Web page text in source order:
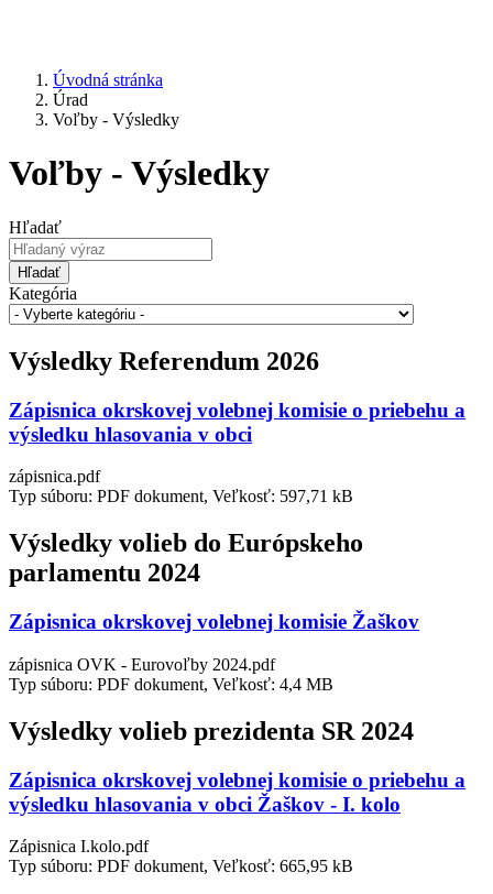
Úvodná stránka
Úrad
Voľby - Výsledky
Voľby - Výsledky
Hľadať
Hľadať
Kategória
Výsledky Referendum 2026
Zápisnica okrskovej volebnej komisie o priebehu a
výsledku hlasovania v obci
zápisnica.pdf
Typ súboru: PDF dokument, Veľkosť: 597,71 kB
Výsledky volieb do Európskeho
parlamentu 2024
Zápisnica okrskovej volebnej komisie Žaškov
zápisnica OVK - Eurovoľby 2024.pdf
Typ súboru: PDF dokument, Veľkosť: 4,4 MB
Výsledky volieb prezidenta SR 2024
Zápisnica okrskovej volebnej komisie o priebehu a
výsledku hlasovania v obci Žaškov - I. kolo
Zápisnica I.kolo.pdf
Typ súboru: PDF dokument, Veľkosť: 665,95 kB